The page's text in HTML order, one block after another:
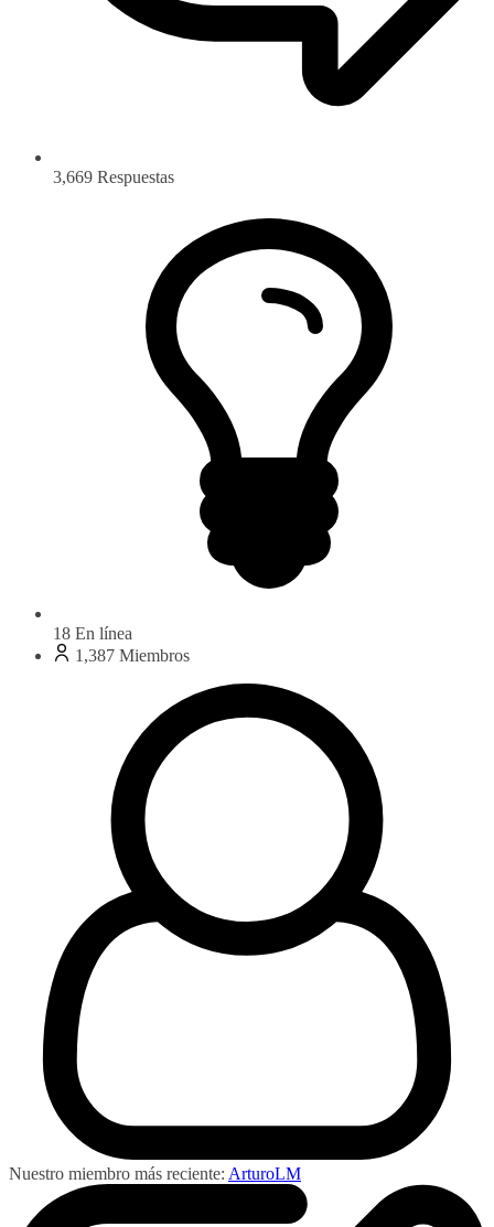
3,669 Respuestas
18 En línea
1,387 Miembros
Nuestro miembro más reciente: ArturoLM